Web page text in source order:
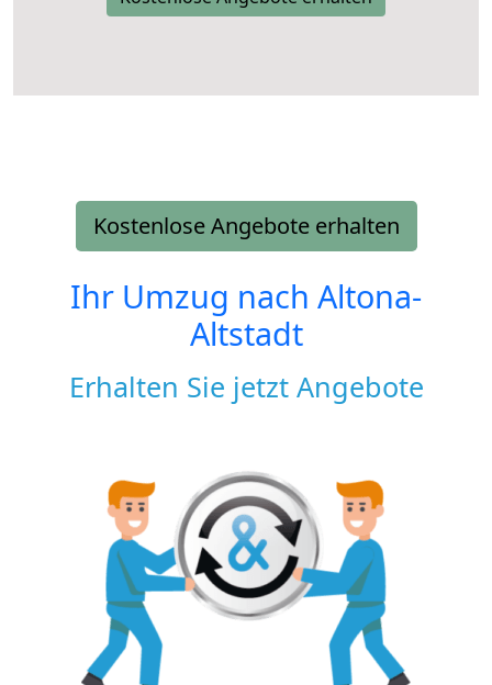
Kostenlose Angebote erhalten
Ihr Umzug nach Altona-
Altstadt
Erhalten Sie jetzt Angebote